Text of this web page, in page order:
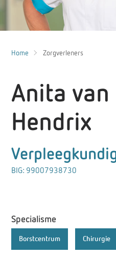
Home Zorgverleners
Anita van
Hendrix
BIG: 99007938730
Specialisme
Borstcentrum Chirurgie